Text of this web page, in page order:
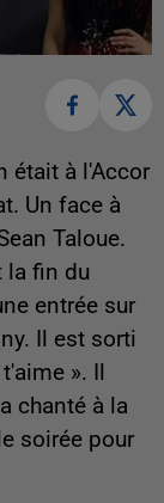
était à l'Accor
Un face à
Taloue.
la fin du
entrée sur
Il est sorti
». Il
chanté à la
soirée pour